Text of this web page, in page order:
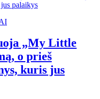
„My Little
o prieš
kuris jus